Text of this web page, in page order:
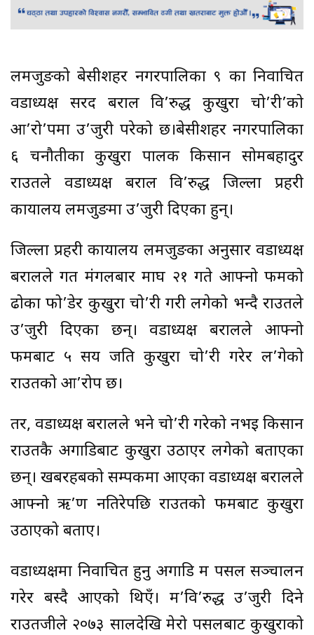
लमजुङको बेसीशहर नगरपालिका ९ का निर्वाचित
वडाध्यक्ष सरद बराल वि’रुद्ध कुखुरा चो’री’को
आ’रो’पमा उ’जुरी परेको छ।बेसीशहर नगरपालिका
६ चनौतीका कुखुरा पालक किसान सोमबहादुर
राउतले वडाध्यक्ष बराल वि’रुद्ध जिल्ला प्रहरी
कार्यालय लमजुङमा उ’जुरी दिएका हुन्।
जिल्ला प्रहरी कार्यालय लमजुङका अनुसार वडाध्यक्ष
बरालले गत मंगलबार माघ २१ गते आफ्नो फर्मको
ढोका फो’डेर कुखुरा चो’री गरी लगेको भन्दै राउतले
उ’जुरी दिएका छन्। वडाध्यक्ष बरालले आफ्नो
फर्मबाट ५ सय जति कुखुरा चो’री गरेर ल’गेको
राउतको आ’रोप छ।
तर, वडाध्यक्ष बरालले भने चो’री गरेको नभइ किसान
राउतकै अगाडिबाट कुखुरा उठाएर लगेको बताएका
छन्। खबरहबको सम्पर्कमा आएका वडाध्यक्ष बरालले
आफ्नो ऋ’ण नतिरेपछि राउतको फर्मबाट कुखुरा
उठाएको बताए।
वडाध्यक्षमा निर्वाचित हुनु अगाडि म पसल सञ्चालन
गरेर बस्दै आएको थिएँ। म’वि’रुद्ध उ’जुरी दिने
राउतजीले २०७३ सालदेखि मेरो पसलबाट कुखुराको